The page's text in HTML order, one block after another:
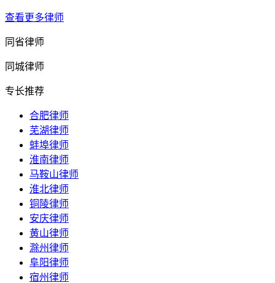
查看更多律师
同省律师
同城律师
专长推荐
合肥律师
芜湖律师
蚌埠律师
淮南律师
马鞍山律师
淮北律师
铜陵律师
安庆律师
黄山律师
滁州律师
阜阳律师
宿州律师